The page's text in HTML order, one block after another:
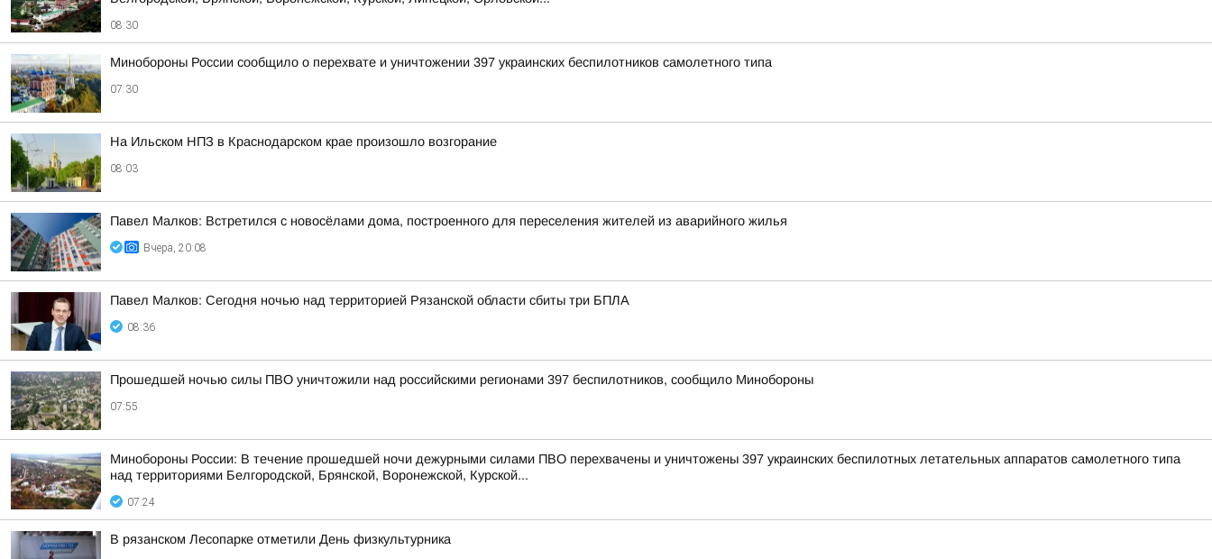
08:30
Минобороны России сообщило о перехвате и уничтожении 397 украинских беспилотников самолетного типа
07:30
На Ильском НПЗ в Краснодарском крае произошло возгорание
08:03
Павел Малков: Встретился с новосёлами дома, построенного для переселения жителей из аварийного жилья
Вчера, 20:08
Павел Малков: Сегодня ночью над территорией Рязанской области сбиты три БПЛА
08:36
Прошедшей ночью силы ПВО уничтожили над российскими регионами 397 беспилотников, сообщило Минобороны
07:55
Минобороны России: В течение прошедшей ночи дежурными силами ПВО перехвачены и уничтожены 397 украинских беспилотных летательных аппаратов самолетного типа
над территориями Белгородской, Брянской, Воронежской, Курской...
07:24
В рязанском Лесопарке отметили День физкультурника